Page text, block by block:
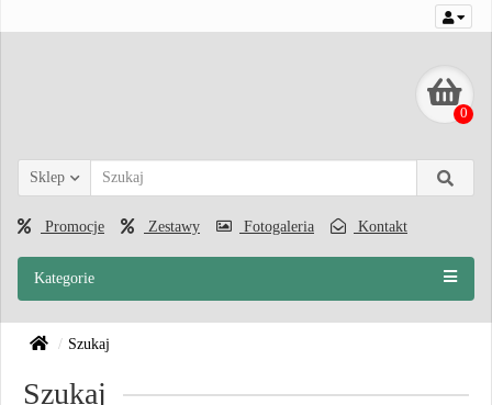
0
Sklep
Promocje Zestawy Fotogaleria Kontakt
Kategorie
Szukaj
Szukaj